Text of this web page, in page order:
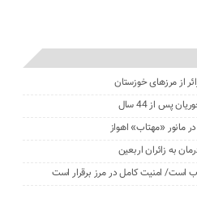
پس از 44 سال
به زائران اربعین
است/ امنیت کامل در مرز برقرار است